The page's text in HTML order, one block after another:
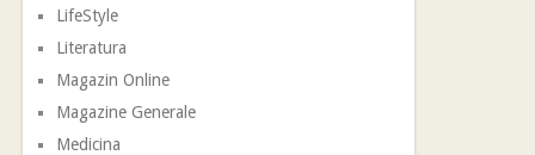
LifeStyle
Literatura
Magazin Online
Magazine Generale
Medicina